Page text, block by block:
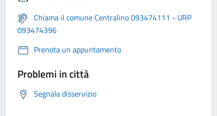
Chiama il comune Centralino 093474111 - URP
093474396
Prenota un appuntamento
Problemi in città
Segnala disservizio